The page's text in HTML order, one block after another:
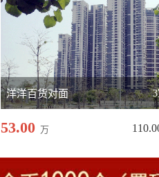
洋洋百货对面
53.00 万